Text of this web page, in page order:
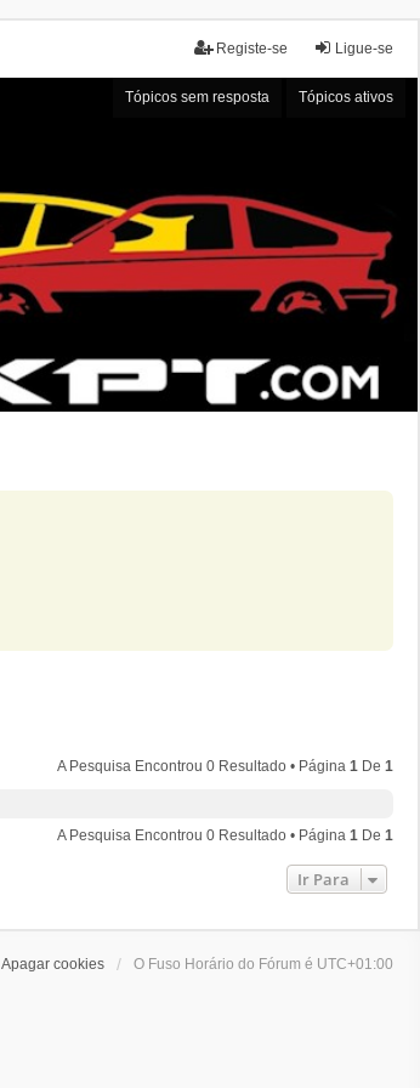
Ligue-se
Registe-se
Tópicos sem resposta Tópicos ativos
A Pesquisa Encontrou 0 Resultado • Página 1 De 1
A Pesquisa Encontrou 0 Resultado • Página 1 De 1
Ir Para
Apagar cookies O Fuso Horário do Fórum é UTC+01:00